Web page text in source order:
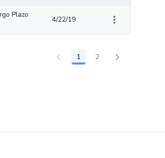
Plazo
4/22/19
Page
1 Page
2